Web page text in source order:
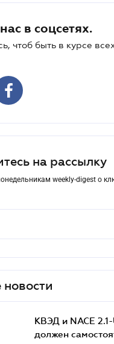
в соцсетях.
чтоб быть в курсе
на рассылку
weekly-digest о
КВЭД и NACE
должен